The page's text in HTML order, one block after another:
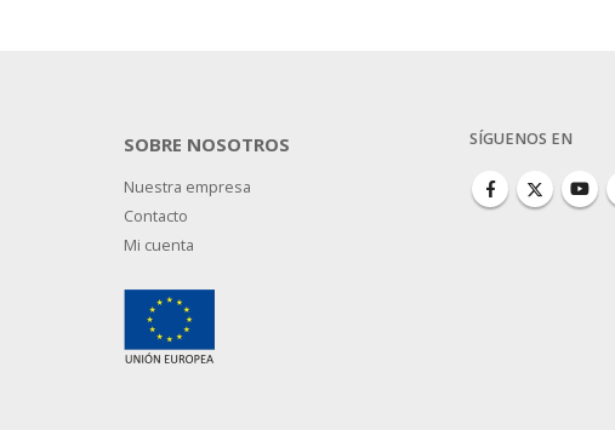
SOBRE NOSOTROS
Nuestra empresa
Contacto
Mi cuenta
SÍGUENOS EN